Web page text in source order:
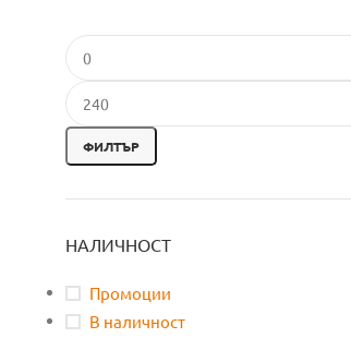
ФИЛТЪР
НАЛИЧНОСТ
Промоции
В наличност